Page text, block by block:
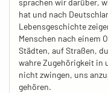
sprachen wir darüber,
hat und nach
Lebensgeschichte
Menschen nach einem
Städten, auf Straßen,
wahre Zugehörigkeit in
nicht zwingen, uns
gehören.